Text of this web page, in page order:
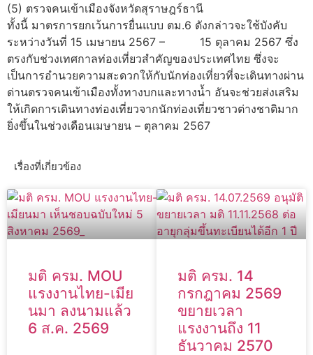
(5) ตรวจคนเข้าเมืองจังหวัดสุราษฎร์ธานี
ทั้งนี้ มาตรการยกเว้นการยื่นแบบ ตม.6 ดังกล่าวจะใช้บังคับ
ระหว่างวันที่ 15 เมษายน 2567 – 15 ตุลาคม 2567 ซึ่ง
ตรงกับช่วงเทศกาลท่องเที่ยวสำคัญของประเทศไทย ซึ่งจะ
เป็นการอำนวยความสะดวกให้กับนักท่องเที่ยวที่จะเดินทางผ่าน
ด่านตรวจคนเข้าเมืองทั้งทางบกและทางน้ำ อันจะช่วยส่งเสริม
ให้เกิดการเดินทางท่องเที่ยวจากนักท่องเที่ยวชาวต่างชาติมาก
ยิ่งขึ้นในช่วงเดือนเมษายน – ตุลาคม 2567
เรื่องที่เกี่ยวข้อง
มติ ครม. MOU
แรงงานไทย-เมีย
นมา ลงนามแล้ว
6 ส.ค. 2569
มติ ครม. 14
กรกฎาคม 2569
ขยายเวลา
แรงงานถึง 11
ธันวาคม 2570